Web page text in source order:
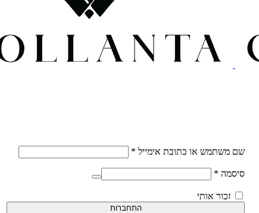
שם משתמש או כתובת אימייל *
סיסמה *
זכור אותי
התחברות